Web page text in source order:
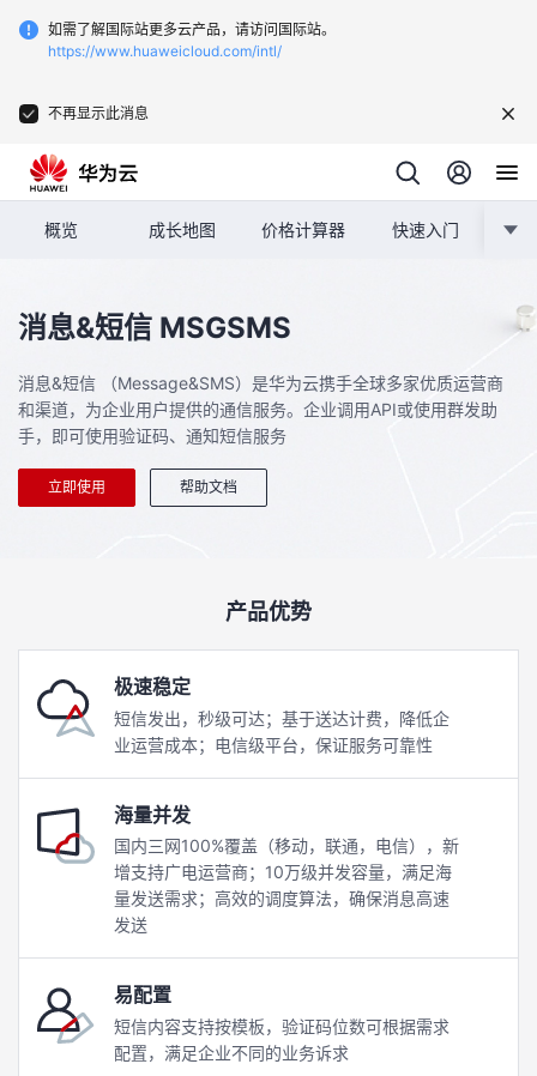
如需了解国际站更多云产品，请访问国际站。
https://www.huaweicloud.com/intl/
不再显示此消息
概览 成长地图 价格计算器 快速入门 用
消息&短信 MSGSMS
消息&短信 （Message&SMS）是华为云携手全球多家优质运营商
和渠道，为企业用户提供的通信服务。企业调用API或使用群发助
手，即可使用验证码、通知短信服务
立即使用 帮助文档
产品优势
极速稳定
短信发出，秒级可达；基于送达计费，降低企
业运营成本；电信级平台，保证服务可靠性
海量并发
国内三网100%覆盖（移动，联通，电信），新
增支持广电运营商；10万级并发容量，满足海
量发送需求；高效的调度算法，确保消息高速
发送
易配置
短信内容支持按模板，验证码位数可根据需求
配置，满足企业不同的业务诉求